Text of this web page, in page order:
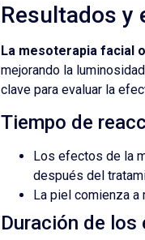
Resultados y
La mesoterapia facial
mejorando la
clave para evaluar la
Tiempo de
Los efectos de la
después del
La piel comienza a
Duración de